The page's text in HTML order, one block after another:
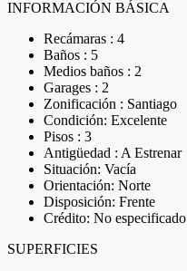
INFORMACIÓN BÁSICA
Recámaras : 4
Baños : 5
Medios baños : 2
Garages : 2
Zonificación : Santiago
Condición: Excelente
Pisos : 3
Antigüedad : A Estrenar
Situación: Vacía
Orientación: Norte
Disposición: Frente
Crédito: No especificado
SUPERFICIES